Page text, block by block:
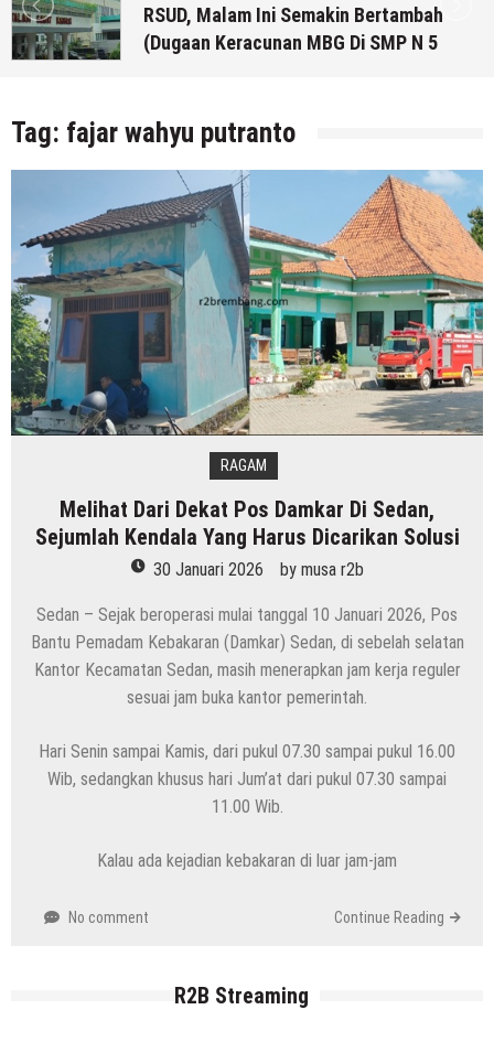
RSUD, Malam Ini Semakin Bertambah
(Dugaan Keracunan MBG Di SMP N 5
Tag: fajar wahyu putranto
RAGAM
Melihat Dari Dekat Pos Damkar Di Sedan,
Sejumlah Kendala Yang Harus Dicarikan Solusi
30 Januari 2026 by musa r2b
Sedan – Sejak beroperasi mulai tanggal 10 Januari 2026, Pos
Bantu Pemadam Kebakaran (Damkar) Sedan, di sebelah selatan
Kantor Kecamatan Sedan, masih menerapkan jam kerja reguler
sesuai jam buka kantor pemerintah.
Hari Senin sampai Kamis, dari pukul 07.30 sampai pukul 16.00
Wib, sedangkan khusus hari Jum’at dari pukul 07.30 sampai
11.00 Wib.
Kalau ada kejadian kebakaran di luar jam-jam
No comment Continue Reading
R2B Streaming